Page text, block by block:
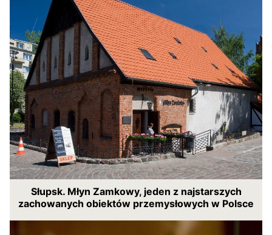
Słupsk. Młyn Zamkowy, jeden z najstarszych
zachowanych obiektów przemysłowych w Polsce